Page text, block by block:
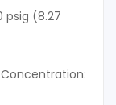
psig (8.27